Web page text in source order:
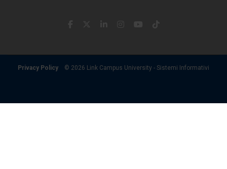
Privacy Policy © 2026 Link Campus University - Sistemi Informativi